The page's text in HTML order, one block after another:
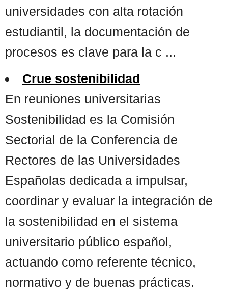
universidades con alta rotación
estudiantil, la documentación de
procesos es clave para la c ...
Crue sostenibilidad
En reuniones universitarias
Sostenibilidad es la Comisión
Sectorial de la Conferencia de
Rectores de las Universidades
Españolas dedicada a impulsar,
coordinar y evaluar la integración de
la sostenibilidad en el sistema
universitario público español,
actuando como referente técnico,
normativo y de buenas prácticas.